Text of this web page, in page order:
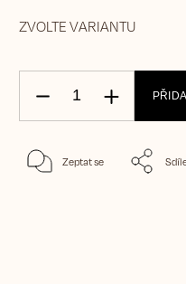
ZVOLTE VARIANTU
Zeptat se